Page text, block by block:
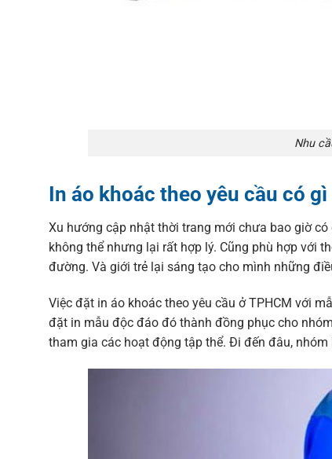
Nhu
In áo khoác theo yêu cầu có
Xu hướng cập nhật thời trang mới chưa bao giờ
không thể nhưng lại rất hợp lý. Cũng phù hợp với
đường. Và giới trẻ lại sáng tạo cho mình những
Việc đặt in áo khoác theo yêu cầu ở TPHCM với
đặt in mẫu độc đáo đó thành đồng phục cho
tham gia các hoạt động tập thể. Đi đến đâu,